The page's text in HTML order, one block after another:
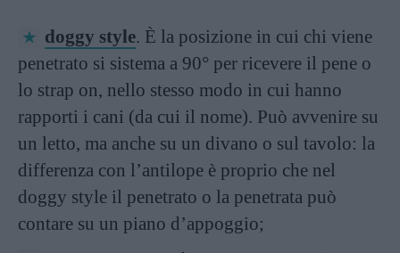
doggy style. È la posizione in cui chi viene
penetrato si sistema a 90° per ricevere il pene o
lo strap on, nello stesso modo in cui hanno
rapporti i cani (da cui il nome). Può avvenire su
un letto, ma anche su un divano o sul tavolo: la
differenza con l’antilope è proprio che nel
doggy style il penetrato o la penetrata può
contare su un piano d’appoggio;